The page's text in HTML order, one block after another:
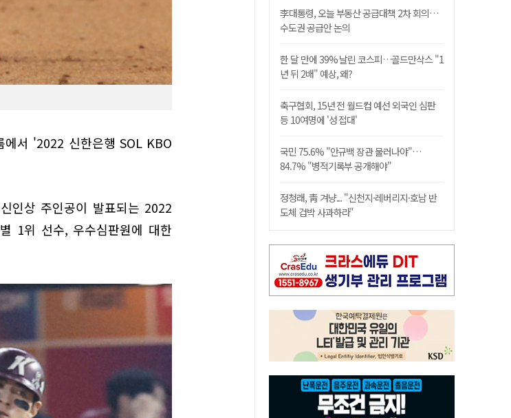
에서 '2022 신한은행 SOL KBO
인상 주인공이 발표되는 2022
1위 선수, 우수심판원에 대한
李대통령, 오늘 부동산 공급대책 2차 회의…
수도권 공급안 논의
한 달 만에 39% 날린 코스피…골드만삭스 "1
년 뒤 2배" 예상, 왜?
축구협회, 15년 전 월드컵 예선 외국인 심판
등 10여명에 '성 접대'
국민 75.6% "안규백 장관 물러나야"…
84.7% "병적기록부 공개해야"
정청래, 靑 겨냥... "신천지·레버리지·호남 반
도체 겁박 사과하라"